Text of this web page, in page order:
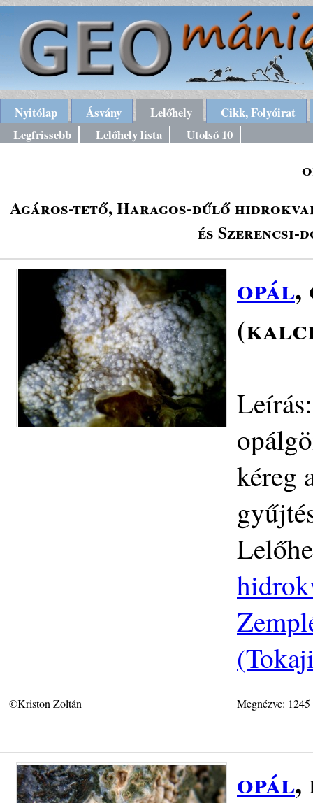
Nyitólap Ásvány Lelőhely
Cikk, Folyóirat
Legfrissebb
Lelőhely lista Utolsó 10
Agáros-tető, Haragos-dűlő
és Szerencsi-
opál,
kéreg
©Kriston Zoltán Megnézve:
opál,